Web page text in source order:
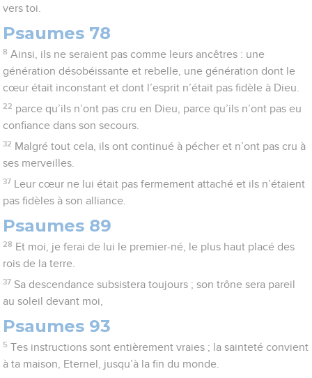
vers toi.
Psaumes 78
8 Ainsi, ils ne seraient pas comme leurs ancêtres : une
génération désobéissante et rebelle, une génération dont le
cœur était inconstant et dont l’esprit n’était pas fidèle à Dieu.
22 parce qu’ils n’ont pas cru en Dieu, parce qu’ils n’ont pas eu
confiance dans son secours.
32 Malgré tout cela, ils ont continué à pécher et n’ont pas cru à
ses merveilles.
37
Leur cœur ne lui était pas fermement attaché et ils n’étaient
pas fidèles à son alliance.
Psaumes 89
28 Et moi, je ferai de lui le premier-né, le plus haut placé des
rois de la terre.
37 Sa descendance subsistera toujours ; son trône sera pareil
au soleil devant moi,
Psaumes 93
5 Tes instructions sont entièrement vraies ; la sainteté convient
à ta maison, Eternel, jusqu’à la fin du monde.